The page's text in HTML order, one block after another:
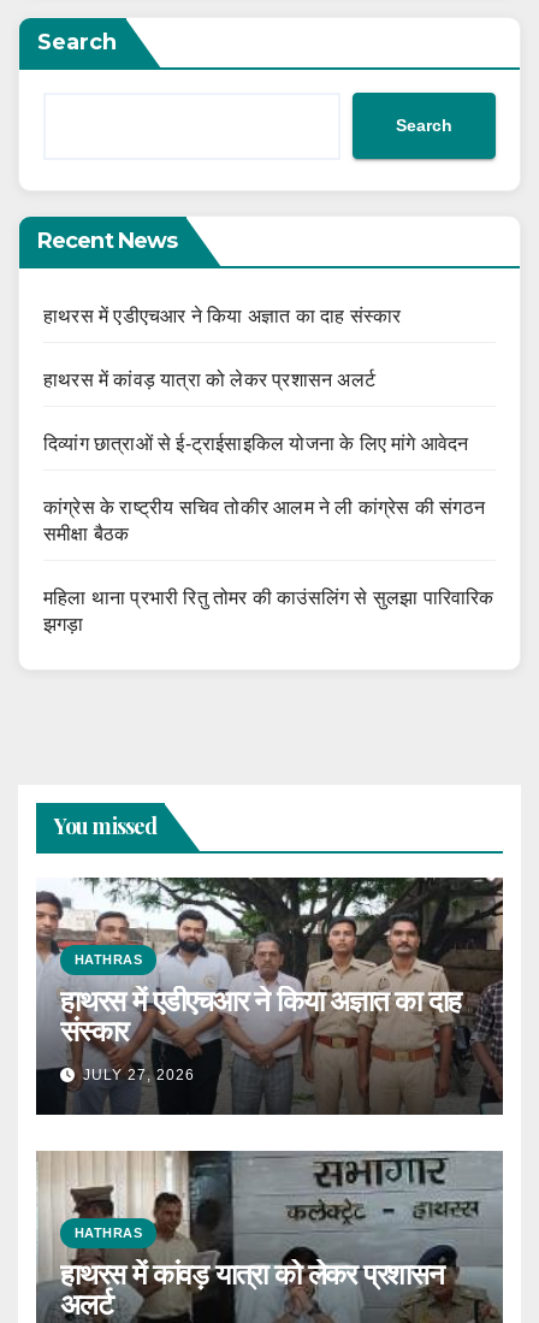
Search
Search
Recent News
हाथरस में एडीएचआर ने किया अज्ञात का दाह संस्कार
हाथरस में कांवड़ यात्रा को लेकर प्रशासन अलर्ट
दिव्यांग छात्राओं से ई-ट्राईसाइकिल योजना के लिए मांगे आवेदन
कांग्रेस के राष्ट्रीय सचिव तोकीर आलम ने ली कांग्रेस की संगठन
समीक्षा बैठक
महिला थाना प्रभारी रितु तोमर की काउंसलिंग से सुलझा पारिवारिक
झगड़ा
You missed
HATHRAS
हाथरस में एडीएचआर ने किया अज्ञात का दाह
संस्कार
JULY 27, 2026
HATHRAS
हाथरस में कांवड़ यात्रा को लेकर प्रशासन
अलर्ट